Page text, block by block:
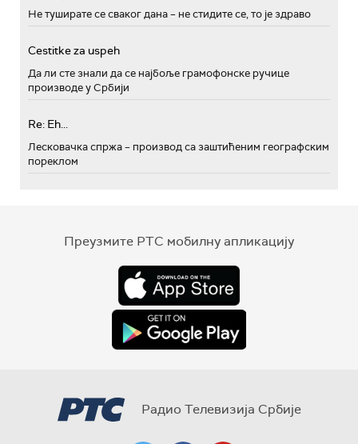
Не туширате се сваког дана – не стидите се, то је здраво
Cestitke za uspeh
Да ли сте знали да се најбоље грамофонске ручице
производе у Србији
Re: Eh...
Лесковачка спржа – производ са заштићеним географским
пореклом
Преузмите РТС мобилну апликацију
Радио Телевизија Србије